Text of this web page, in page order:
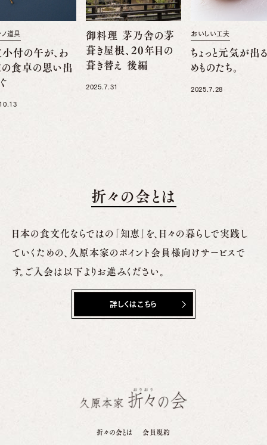
道具
付の午が、わ
食卓の思い出
御料理 茅乃舎の茅
葺き屋根、20年目の
葺き替え 後編
2025.7.31
おいしい工夫
ちょっと元気が出
めものたち。
2025.7.28
折々の会とは
日本の食文化ならではの「知恵」を、日々の暮らしで実践し
ていくための、
久原本家のポイント会員様向けサービスで
す。ご入会は以下よりお進みください。
詳しくはこちら
折々の会とは 会員規約